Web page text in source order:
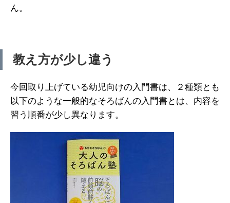
ん。
教え方が少し違う
今回取り上げている幼児向けの入門書は、２種類とも
以下のような一般的なそろばんの入門書とは、内容を
習う順番が少し異なります。